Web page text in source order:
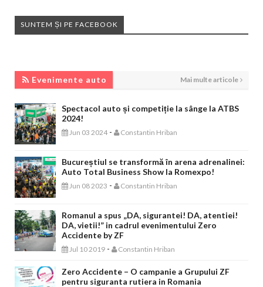
SUNTEM ȘI PE FACEBOOK
Evenimente auto Mai multe articole
Spectacol auto și competiție la sânge la ATBS
2024!
Jun 03 2024 - Constantin Hriban
Bucureștiul se transformă în arena adrenalinei:
Auto Total Business Show la Romexpo!
Jun 08 2023 - Constantin Hriban
Romanul a spus „DA, sigurantei! DA, atentiei!
DA, vietii!” in cadrul evenimentului Zero
Accidente by ZF
Jul 10 2019 - Constantin Hriban
Zero Accidente – O campanie a Grupului ZF
pentru siguranta rutiera in Romania